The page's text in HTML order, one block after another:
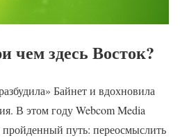
чем здесь Восток?
Байнет и вдохновила
В этом году Webcom Media
пройденный путь: переосмыслить